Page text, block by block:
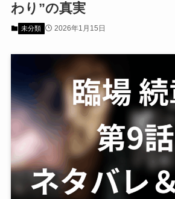
わり”の真実
未分類 2026年1月15日